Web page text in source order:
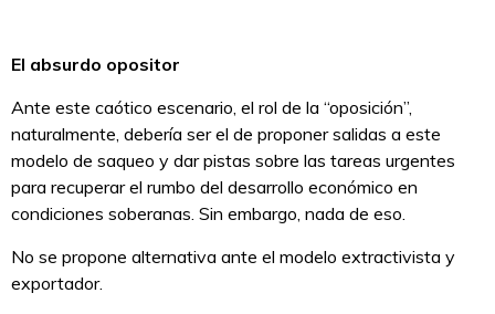
El absurdo opositor
Ante este caótico escenario, el rol de la “oposición”,
naturalmente, debería ser el de proponer salidas a este
modelo de saqueo y dar pistas sobre las tareas urgentes
para recuperar el rumbo del desarrollo económico en
condiciones soberanas. Sin embargo, nada de eso.
No se propone alternativa ante el modelo extractivista y
exportador.